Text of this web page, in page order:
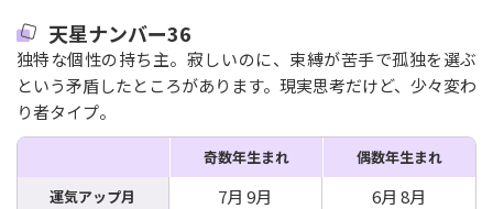
天星ナンバー36
独特な個性の持ち主。寂しいのに、束縛が苦手で孤独を選ぶ
という矛盾したところがあります。現実思考だけど、少々変わ
り者タイプ。
奇数年生まれ
偶数年生まれ
運気アップ月
7月 9月 6月 8月